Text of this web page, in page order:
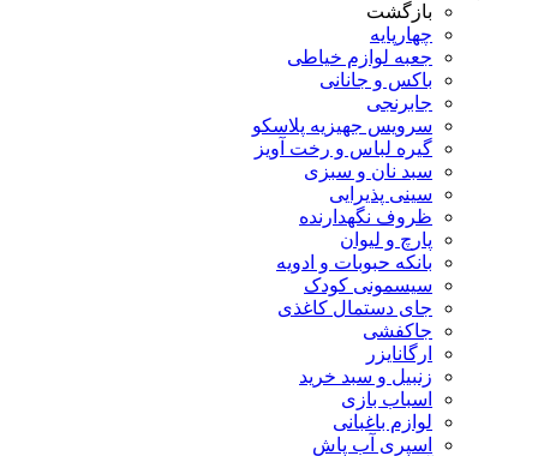
بازگشت
چهارپایه
جعبه لوازم خیاطی
باکس و جانانی
جابرنجی
سرویس جهیزیه پلاسکو
گیره لباس و رخت آویز
سبد نان و سبزی
سینی پذیرایی
ظروف نگهدارنده
پارچ و لیوان
بانکه حبوبات و ادویه
سیسمونی کودک
جای دستمال کاغذی
جاکفشی
ارگانایزر
زنبیل و سبد خرید
اسباب بازی
لوازم باغبانی
اسپری آب پاش